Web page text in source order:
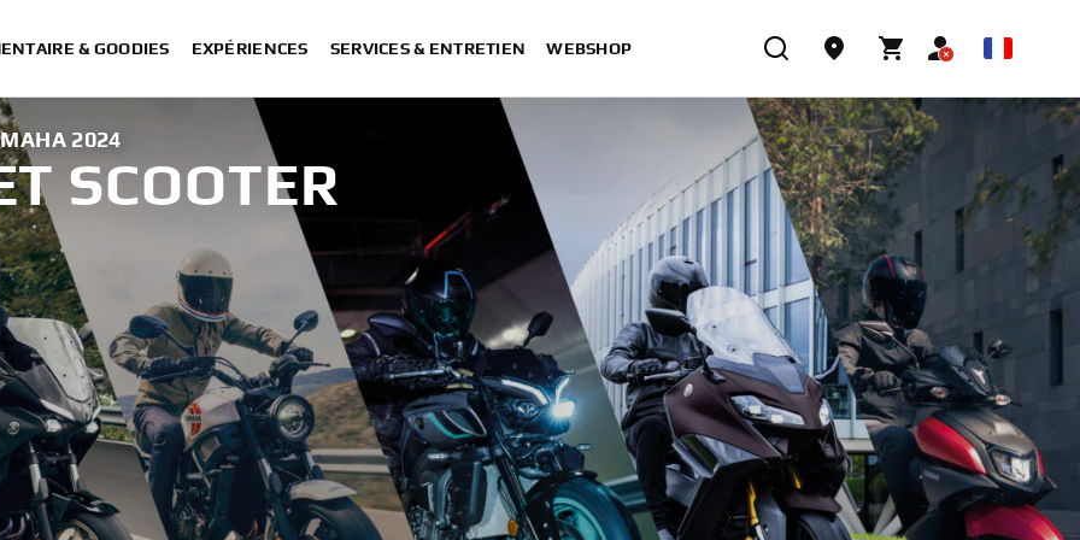
& GOODIES EXPÉRIENCES SERVICES & ENTRETIEN WEBSHOP
2024
SCOOTER